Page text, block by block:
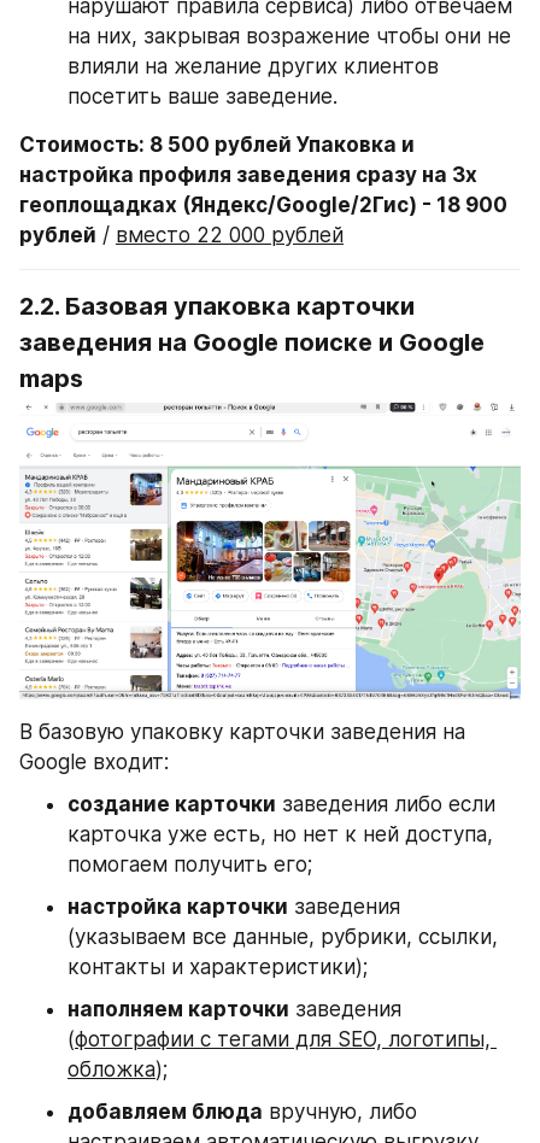
нарушают правила сервиса) либо отвечаем
на них, закрывая возражение чтобы они не
влияли на желание других клиентов
посетить ваше заведение.
Стоимость: 8 500 рублей Упаковка и
настройка профиля заведения сразу на 3х
геоплощадках (Яндекс/Google/2Гис) - 18 900
рублей / вместо 22 000 рублей
2.2. Базовая упаковка карточки
заведения на Google поиске и Google
maps
В базовую упаковку карточки заведения на
Google входит:
создание карточки заведения либо если
карточка уже есть, но нет к ней доступа,
помогаем получить его;
настройка карточки заведения
(указываем все данные, рубрики, ссылки,
контакты и характеристики);
наполняем карточки заведения
(фотографии с тегами для SEO, логотипы,
обложка);
добавляем блюда вручную, либо